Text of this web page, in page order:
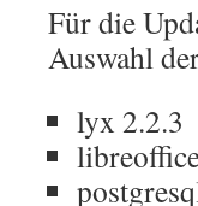
Für die
Auswahl
lyx 2.2.3